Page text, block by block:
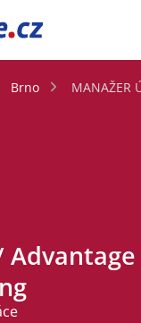
Brno MANAŽER
Advantage